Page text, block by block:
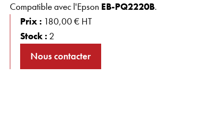
Compatible avec l'Epson EB-PQ2220B.
Prix : 180,00 € HT
Stock : 2
Nous contacter